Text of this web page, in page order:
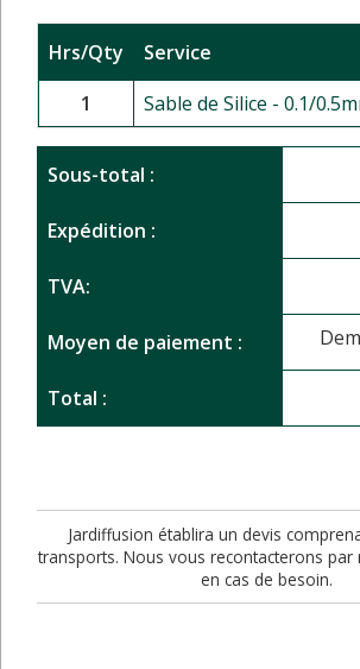
Hrs/Qty
Service
1
Sable de Silice - 0.1/
Sous-total :
Expédition :
TVA:
Moyen de paiement :
Total :
Jardiffusion établira un devis
transports. Nous vous recontacterons
en cas de besoin.